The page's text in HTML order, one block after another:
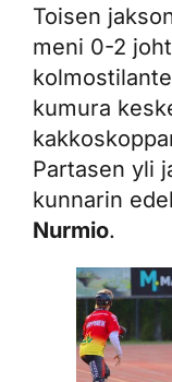
Toisen
meni 0-2
kumura
Partasen yli
kunnarin
Nurmio.